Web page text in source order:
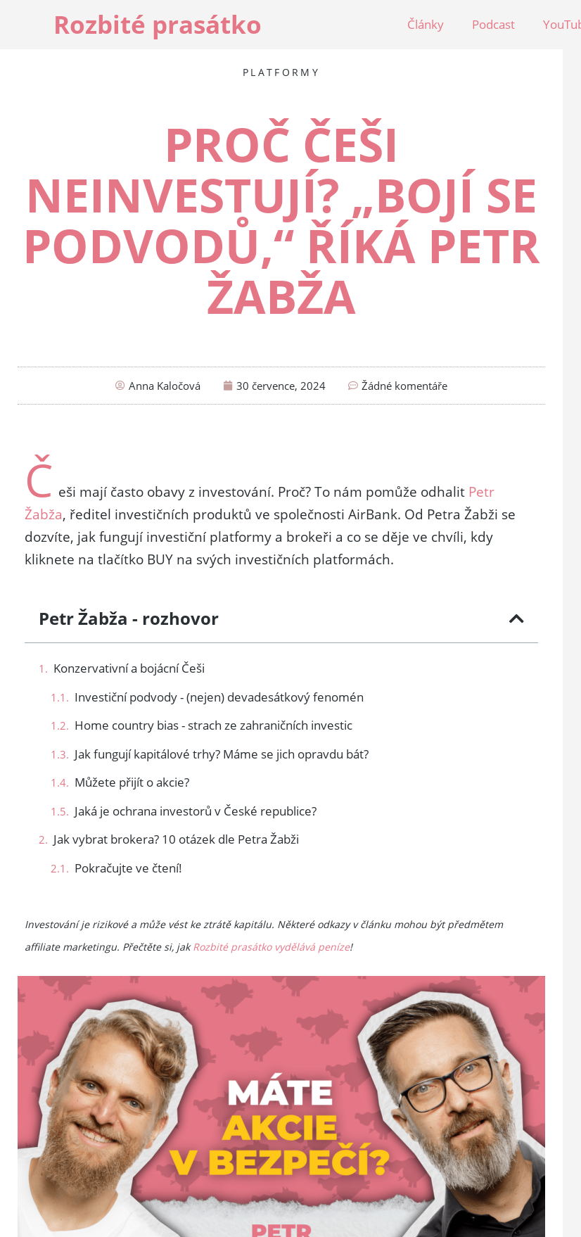
Rozbité prasátko Články Podcast
PLATFORMY
PROČ ČEŠI
NEINVESTUJÍ? „BOJÍ SE
PODVODŮ,“ ŘÍKÁ PETR
ŽABŽA
Anna Kaločová 30 července, 2024 Žádné komentáře
Č eši mají často obavy z investování. Proč? To nám pomůže odhalit Petr
Žabža, ředitel investičních produktů ve společnosti AirBank. Od Petra Žabži se
dozvíte, jak fungují investiční platformy a brokeři a co se děje ve chvíli, kdy
kliknete na tlačítko BUY na svých investičních platformách.
Petr Žabža - rozhovor
Konzervativní a bojácní Češi
Investiční podvody - (nejen) devadesátkový fenomén
Home country bias - strach ze zahraničních investic
Jak fungují kapitálové trhy? Máme se jich opravdu bát?
Můžete přijít o akcie?
Jaká je ochrana investorů v České republice?
Jak vybrat brokera? 10 otázek dle Petra Žabži
Pokračujte ve čtení!
Investování je rizikové a může vést ke ztrátě kapitálu. Některé odkazy v článku mohou být předmětem
affiliate marketingu. Přečtěte si, jakRozbité prasátko vydělává peníze!